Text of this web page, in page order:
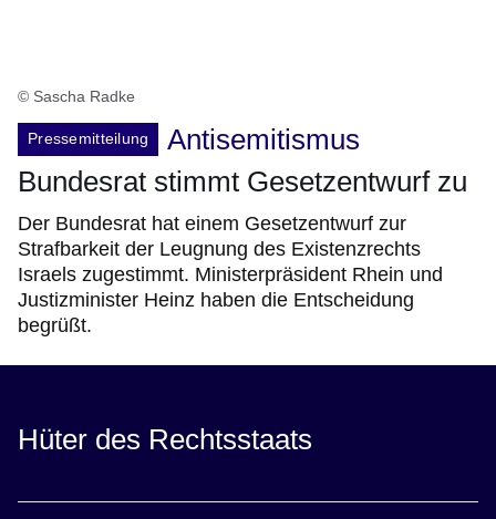
© Sascha Radke
Pressemitteilung
Antisemitismus
Bundesrat stimmt Gesetzentwurf zu
Der Bundesrat hat einem Gesetzentwurf zur
Strafbarkeit der Leugnung des Existenzrechts
Israels zugestimmt. Ministerpräsident Rhein und
Justizminister Heinz haben die Entscheidung
begrüßt.
Hüter des Rechtsstaats